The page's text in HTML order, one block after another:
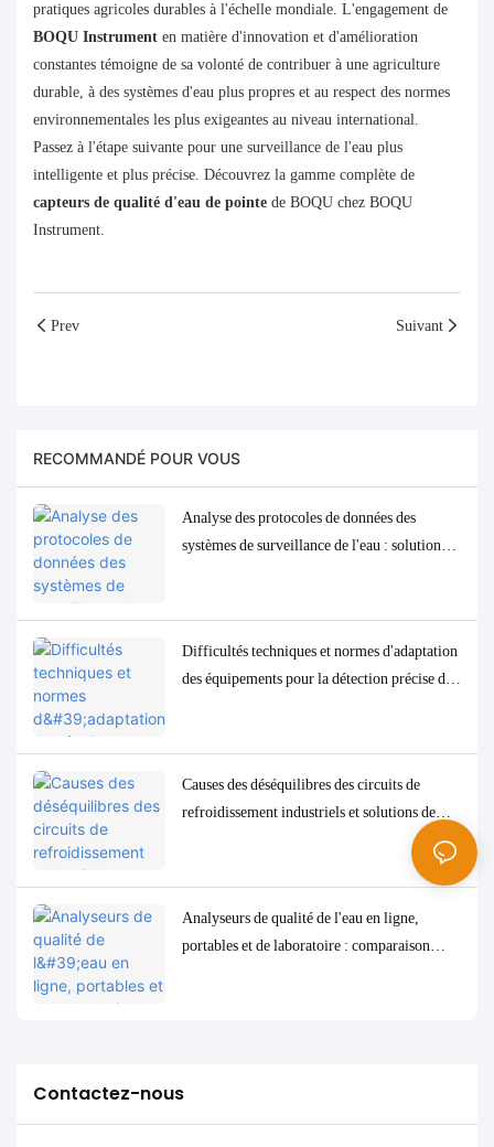
pratiques agricoles durables à l'échelle mondiale. L'engagement de
BOQU Instrument en matière d'innovation et d'amélioration
constantes témoigne de sa volonté de contribuer à une agriculture
durable, à des systèmes d'eau plus propres et au respect des normes
environnementales les plus exigeantes au niveau international.
Passez à l'étape suivante pour une surveillance de l'eau plus
intelligente et plus précise. Découvrez la gamme complète de
capteurs de qualité d'eau de pointe de BOQU chez BOQU
Instrument.
Prev Suivant
RECOMMANDÉ POUR VOUS
Analyse des protocoles de données des
systèmes de surveillance de l'eau : solutions
Difficultés techniques et normes d'adaptation
des équipements pour la détection précise des
Causes des déséquilibres des circuits de
refroidissement industriels et solutions de
Analyseurs de qualité de l'eau en ligne,
portables et de laboratoire : comparaison
Contactez-nous